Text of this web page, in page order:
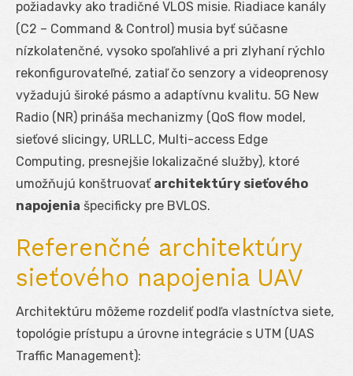
požiadavky ako tradičné VLOS misie. Riadiace kanály
(C2 – Command & Control) musia byť súčasne
nízkolatenčné, vysoko spoľahlivé a pri zlyhaní rýchlo
rekonfigurovateľné, zatiaľ čo senzory a videoprenosy
vyžadujú široké pásmo a adaptívnu kvalitu. 5G New
Radio (NR) prináša mechanizmy (QoS flow model,
sieťové slicingy, URLLC, Multi-access Edge
Computing, presnejšie lokalizačné služby), ktoré
umožňujú konštruovať architektúry sieťového
napojenia špecificky pre BVLOS.
Referenčné architektúry
sieťového napojenia UAV
Architektúru môžeme rozdeliť podľa vlastníctva siete,
topológie prístupu a úrovne integrácie s UTM (UAS
Traffic Management):